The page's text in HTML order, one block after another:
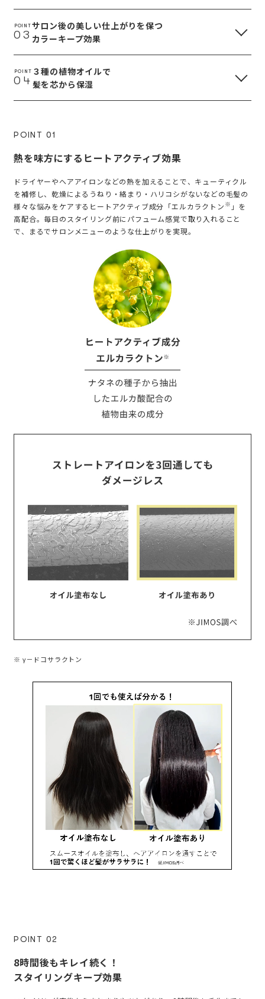
POINT
03
サロン後の美しい仕上がりを保つ
カラーキープ効果
POINT
04
３種の植物オイルで
髪を芯から保湿
POINT 01
熱を味方にするヒートアクティブ効果
ドライヤーやヘアアイロンなどの熱を加えることで、キューティクル
を補修し、乾燥によるうねり・絡まり・ハリコシがないなどの毛髪の
様々な悩みをケアするヒートアクティブ成分「エルカラクトン ※ 」を
高配合。毎日のスタイリング前にパフューム感覚で取り入れること
で、まるでサロンメニューのような仕上がりを実現。
※ γ－ドコサラクトン
POINT 02
8時間後もキレイ続く！
スタイリングキープ効果